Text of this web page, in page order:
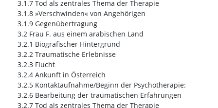
3.1.7 Tod als zentrales Thema der Therapie
3.1.8 »Verschwinden« von Angehörigen
3.1.9 Gegenübertragung
3.2 Frau F. aus einem arabischen Land
3.2.1 Biografischer Hintergrund
3.2.2 Traumatische Erlebnisse
3.2.3 Flucht
3.2.4 Ankunft in Österreich
3.2.5 Kontaktaufnahme/Beginn der Psychotherapie:
3.2.6 Bearbeitung der traumatischen Erfahrungen
3.2.7 Tod als zentrales Thema der Therapie